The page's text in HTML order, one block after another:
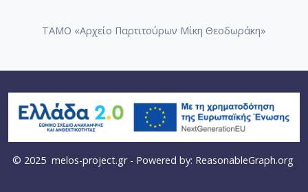
ΤΑΜΟ «Αρχείο Παρτιτούρων Μίκη Θεοδωράκη»
© 2025 melos-project.gr- Powered by: ReasonableGraph.org